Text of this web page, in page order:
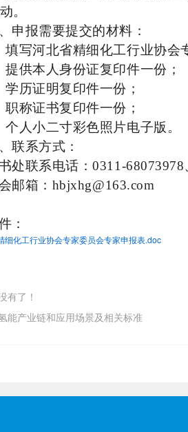
。
申报需要提交的材料：
填写河北省精细化工行业协会
提供本人身份证复印件一份；
学历证明复印件一份；
职称证书复印件一份；
个人小二寸彩色照片电子版。
联系方式：
处联系电话：0311-68073978
邮箱： hbjxhg@163.com
：
细化工行业协会专家委员会专家申报表.doc
有了！
能产业链和应用场景及相关标准